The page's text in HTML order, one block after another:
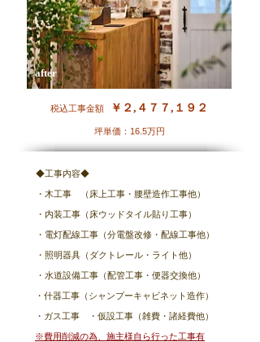
​after
税込工事金額 ￥２,４７７,１９２
坪単価：16.5万円
◆工事内容◆
・木工事 （床上工事・腰壁造作工事他）
・内装工事（床ウッドタイル貼り工事）
・電灯配線工事（分電盤改修・配線工事他）
・照明器具（ダクトレール・ライト他）
・水道設備工事（配管工事・便器交換他）
・什器工事（シャンプーキャビネット造作）
・ガス工事 ・ 仮設工事（雑費・諸経費他）
※費用削減の為、施主様自ら行った工事有